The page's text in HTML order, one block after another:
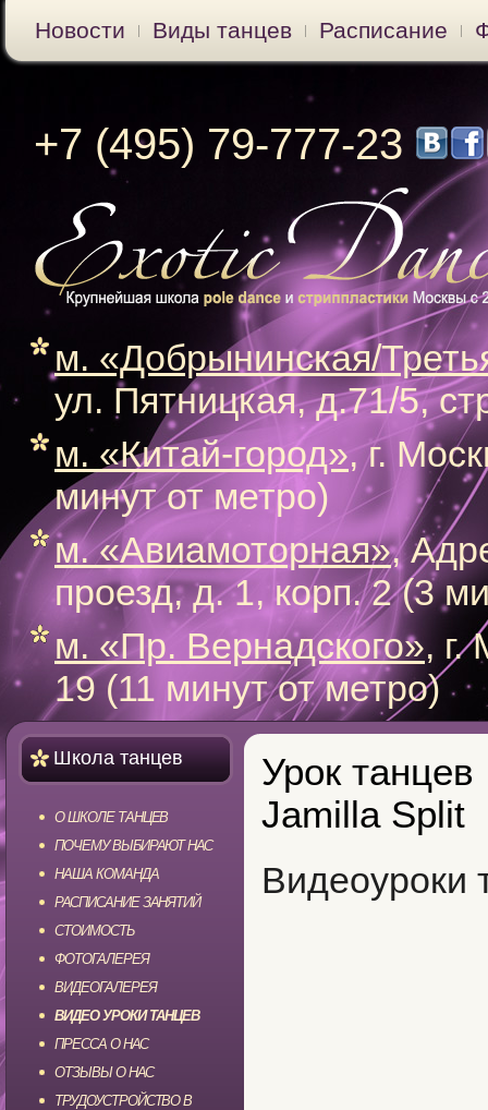
Новости Виды танцев Расписание
+7 (495) 79-777-23
м. «Добрынинская/
ул. Пятницкая, д.71/5,
м. «Китай-город», г.
минут от метро)
м. «Авиамоторная»,
проезд, д. 1, корп. 2 (3
м. «Пр. Вернадского», г.
19 (11 минут от метро)
Школа танцев
О ШКОЛЕ ТАНЦЕВ
ПОЧЕМУ ВЫБИРАЮТ НАС
НАША КОМАНДА
РАСПИСАНИЕ ЗАНЯТИЙ
СТОИМОСТЬ
ФОТОГАЛЕРЕЯ
ВИДЕОГАЛЕРЕЯ
ВИДЕО УРОКИ ТАНЦЕВ
ПРЕССА О НАС
ОТЗЫВЫ О НАС
ТРУДОУСТРОЙСТВО В
Урок
Jamilla Split
Видеоуроки